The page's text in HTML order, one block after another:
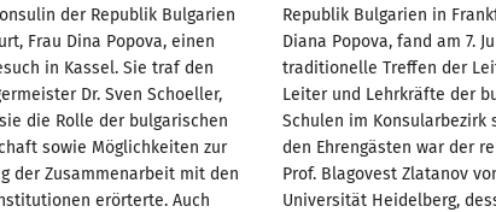
der Republik Bulgarien
Frau Dina Popova, einen
in Kassel. Sie traf den
Dr. Sven Schoeller,
die Rolle der bulgarischen
sowie Möglichkeiten zur
der Zusammenarbeit mit den
erörterte. Auch
Republik Bulgarien in
Diana Popova, fand am 7.
traditionelle Treffen der
Leiter und Lehrkräfte der
Schulen im Konsularbezirk
den Ehrengästen war der
Prof. Blagovest Zlatanov
Universität Heidelberg,